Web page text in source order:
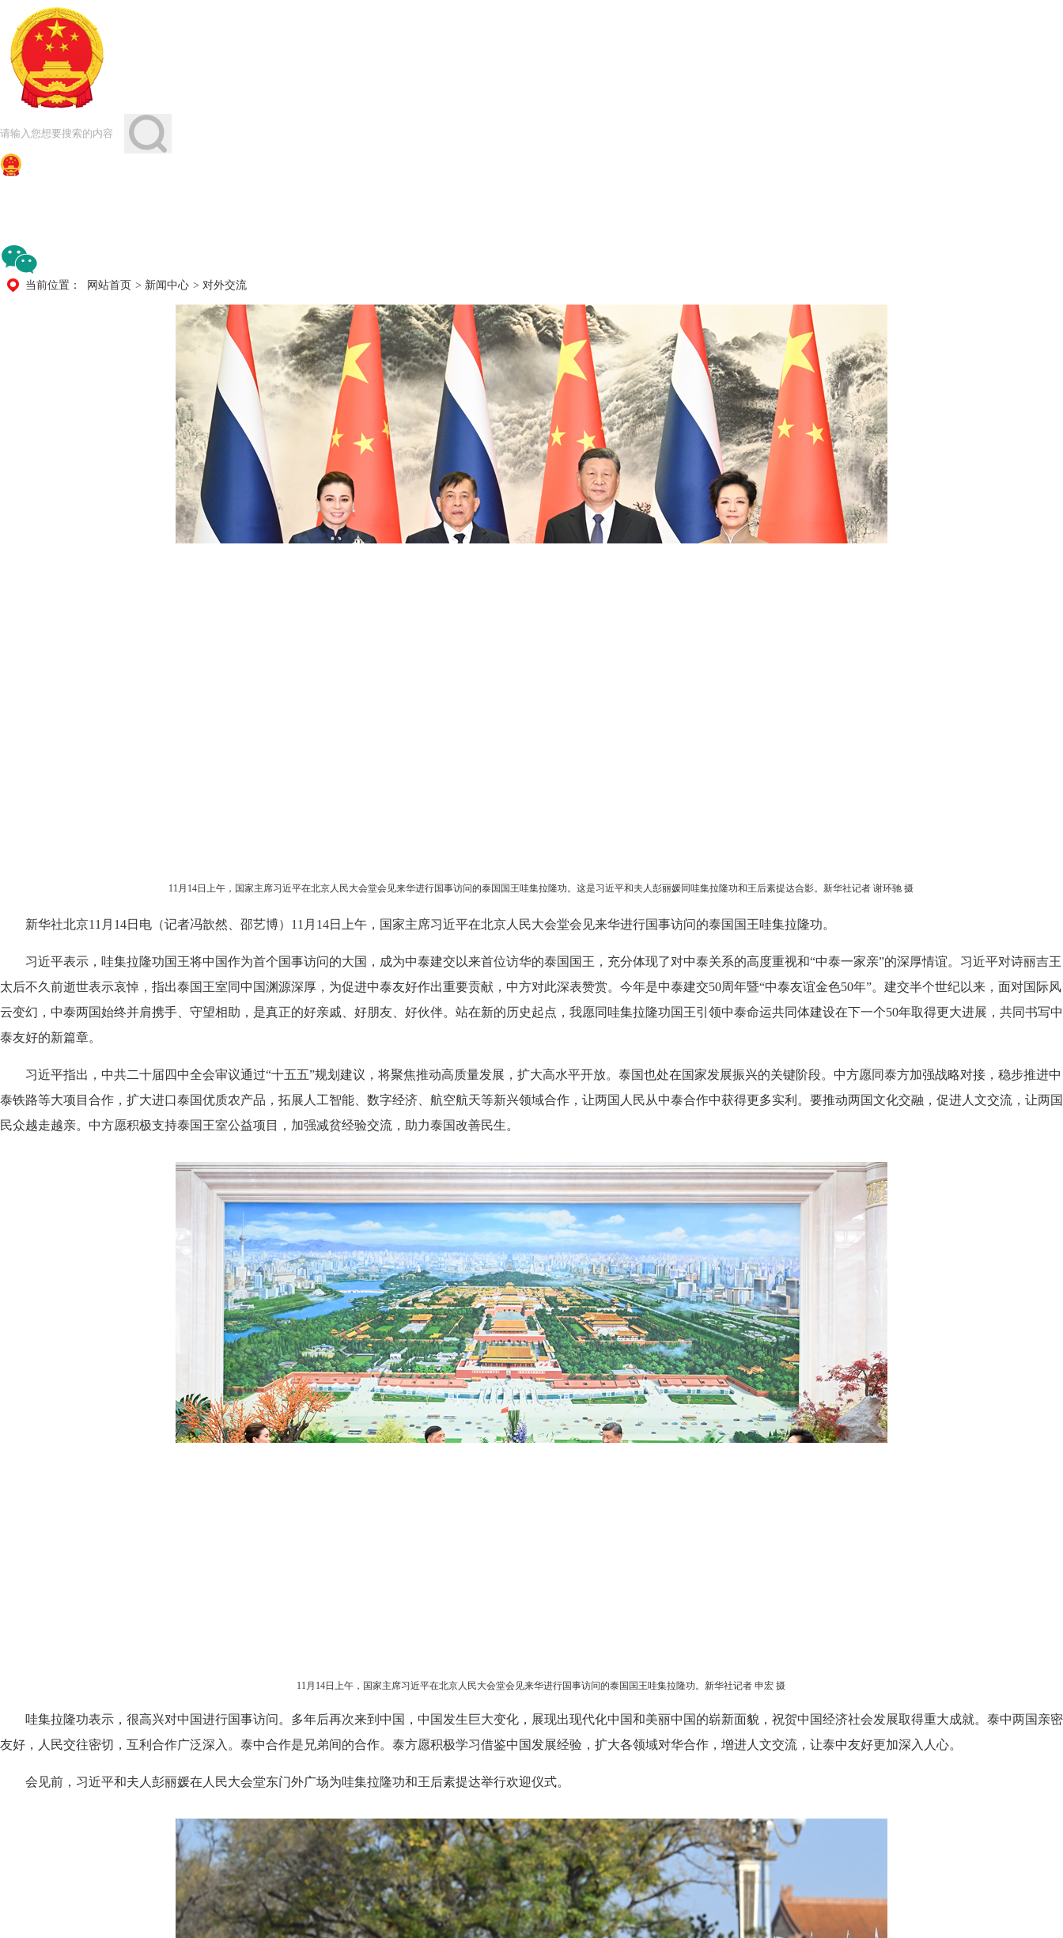
当前位置： 网站首页 > 新闻中心 > 对外交流
11月14日上午，国家主席习近平在北京人民大会堂会见来华进行国事访问的泰国国王哇集拉隆功。这是习近平和夫人彭丽媛同哇集拉隆功和王后素提达合影。新华社记者 谢环驰 摄
新华社北京11月14日电（记者冯歆然、邵艺博）11月14日上午，国家主席习近平在北京人民大会堂会见来华进行国事访问的泰国国王哇集拉隆功。
习近平表示，哇集拉隆功国王将中国作为首个国事访问的大国，成为中泰建交以来首位访华的泰国国王，充分体现了对中泰关系的高度重视和“中泰一家亲”的深厚情谊。习近平对诗丽吉王
太后不久前逝世表示哀悼，指出泰国王室同中国渊源深厚，为促进中泰友好作出重要贡献，中方对此深表赞赏。今年是中泰建交50周年暨“中泰友谊金色50年”。建交半个世纪以来，面对国际风
云变幻，中泰两国始终并肩携手、守望相助，是真正的好亲戚、好朋友、好伙伴。站在新的历史起点，我愿同哇集拉隆功国王引领中泰命运共同体建设在下一个50年取得更大进展，共同书写中
泰友好的新篇章。
习近平指出，中共二十届四中全会审议通过“十五五”规划建议，将聚焦推动高质量发展，扩大高水平开放。泰国也处在国家发展振兴的关键阶段。中方愿同泰方加强战略对接，稳步推进中
泰铁路等大项目合作，扩大进口泰国优质农产品，拓展人工智能、数字经济、航空航天等新兴领域合作，让两国人民从中泰合作中获得更多实利。要推动两国文化交融，促进人文交流，让两国
民众越走越亲。中方愿积极支持泰国王室公益项目，加强减贫经验交流，助力泰国改善民生。
11月14日上午，国家主席习近平在北京人民大会堂会见来华进行国事访问的泰国国王哇集拉隆功。新华社记者 申宏 摄
哇集拉隆功表示，很高兴对中国进行国事访问。多年后再次来到中国，中国发生巨大变化，展现出现代化中国和美丽中国的崭新面貌，祝贺中国经济社会发展取得重大成就。泰中两国亲密
友好，人民交往密切，互利合作广泛深入。泰中合作是兄弟间的合作。泰方愿积极学习借鉴中国发展经验，扩大各领域对华合作，增进人文交流，让泰中友好更加深入人心。
会见前，习近平和夫人彭丽媛在人民大会堂东门外广场为哇集拉隆功和王后素提达举行欢迎仪式。